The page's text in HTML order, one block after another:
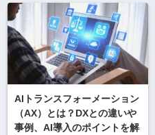
AIトランスフォーメーション
（AX）とは？DXとの違いや
事例、AI導入のポイントを解